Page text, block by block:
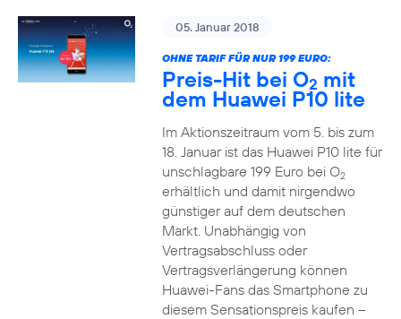
05. Januar 2018
OHNE TARIF FÜR NUR 199 EURO:
Preis-Hit bei O2 mit
dem Huawei P10 lite
Im Aktionszeitraum vom 5. bis zum
18. Januar ist das Huawei P10 lite für
unschlagbare 199 Euro bei O2
erhältlich und damit nirgendwo
günstiger auf dem deutschen
Markt. Unabhängig von
Vertragsabschluss oder
Vertragsverlängerung können
Huawei-Fans das Smartphone zu
diesem Sensationspreis kaufen –